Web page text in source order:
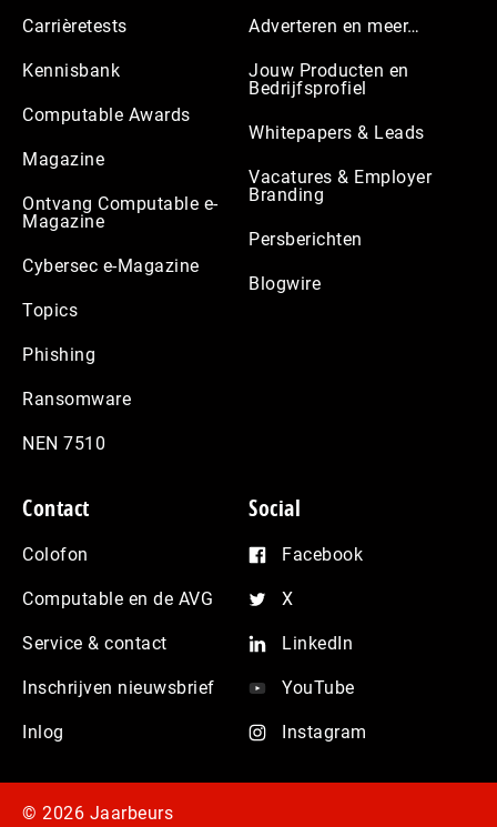
Carrièretests
Kennisbank
Computable Awards
Magazine
Ontvang Computable e-
Magazine
Cybersec e-Magazine
Topics
Phishing
Ransomware
NEN 7510
Adverteren en meer…
Jouw Producten en
Bedrijfsprofiel
Whitepapers & Leads
Vacatures & Employer
Branding
Persberichten
Blogwire
Contact
Colofon
Computable en de AVG
Service & contact
Inschrijven nieuwsbrief
Inlog
Social
Facebook
X
LinkedIn
YouTube
Instagram
© 2026 Jaarbeurs